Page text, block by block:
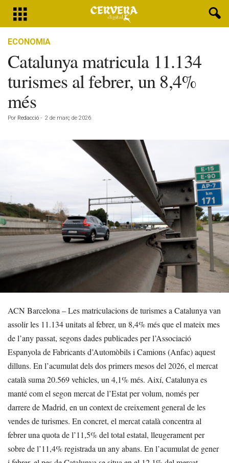
ECONOMIA
Catalunya matricula 11.134
turismes al febrer, un 8,4%
més
Por Redacció - 2 de març de 2026
ACN Barcelona – Les matriculacions de turismes a Catalunya van
assolir les 11.134 unitats al febrer, un 8,4% més que el mateix mes
de l’any passat, segons dades publicades per l’Associació
Espanyola de Fabricants d’Automòbils i Camions (Anfac) aquest
dilluns. En l’acumulat dels dos primers mesos del 2026, el mercat
català suma 20.569 vehicles, un 4,1% més. Així, Catalunya es
manté com el segon mercat de l’Estat per volum, només per
darrere de Madrid, en un context de creixement general de les
vendes de turismes. En concret, el mercat català concentra al
febrer una quota de l’11,5% del total estatal, lleugerament per
sobre de l’11,4% registrada un any abans. En l’acumulat de gener